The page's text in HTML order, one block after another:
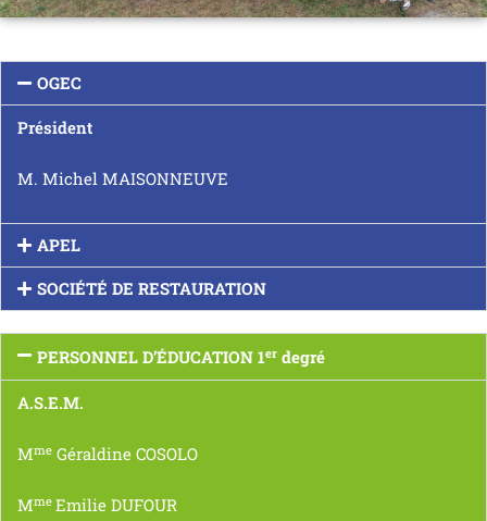
OGEC
Président
M. Michel MAISONNEUVE
APEL
SOCIÉTÉ DE RESTAURATION
PERSONNEL D’ÉDUCATION 1er degré
A.S.E.M.
Mme Géraldine COSOLO
Mme Emilie DUFOUR